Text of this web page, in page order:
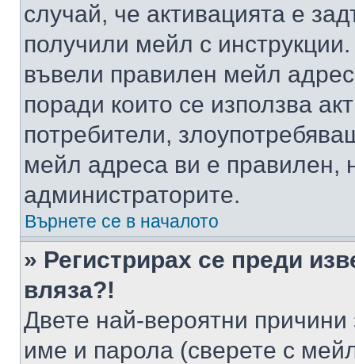
случай, че активацията е
получили мейл с
въвели правилен мейл
поради които се използва
потребители,
мейл адреса ви е правилен,
администраторите.
Върнете се в началото
» Регистрирах се преди
вляза?!
Двете най-вероятни
име и парола (сверете с